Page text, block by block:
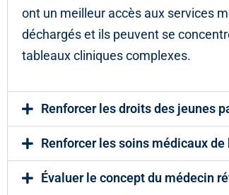
ont un meilleur accès aux services
déchargés et ils peuvent se
tableaux cliniques complexes.
Renforcer les droits des jeunes
Renforcer les soins médicaux de
Évaluer le concept du médecin